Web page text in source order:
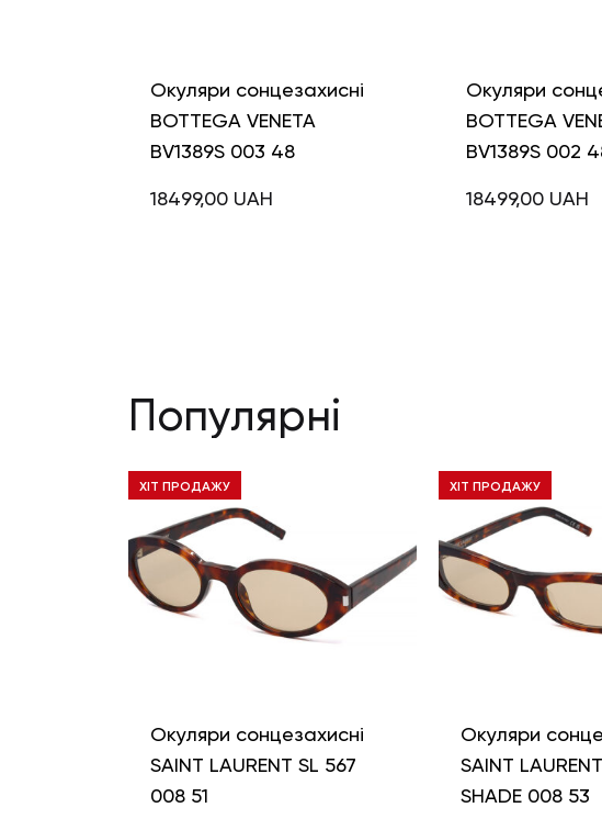
Окуляри сонцезахисні
BOTTEGA VENETA
BV1389S 003 48
18499,00 UAH
Окуляри
BOTTEGA
BV1389S 002
18499,00 UAH
Популярні
ХІТ ПРОДАЖУ
Окуляри сонцезахисні
SAINT LAURENT SL 567
008 51
ХІТ ПРОДАЖУ
Окуляри
SAINT
SHADE 008 53